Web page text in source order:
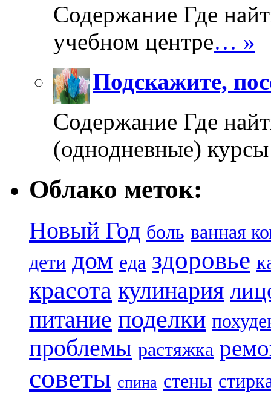
Содержание Где
учебном центре… »
Подскажите,
Содержание Где
(однодневные)
Облако меток:
Новый Год боль ванная
дети дом еда здоровье
красота кулинария
питание поделки
проблемы растяжка
советы спина стены